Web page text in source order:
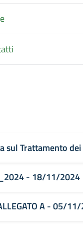
sul Trattamento
- 18/11/2024
A - 05/